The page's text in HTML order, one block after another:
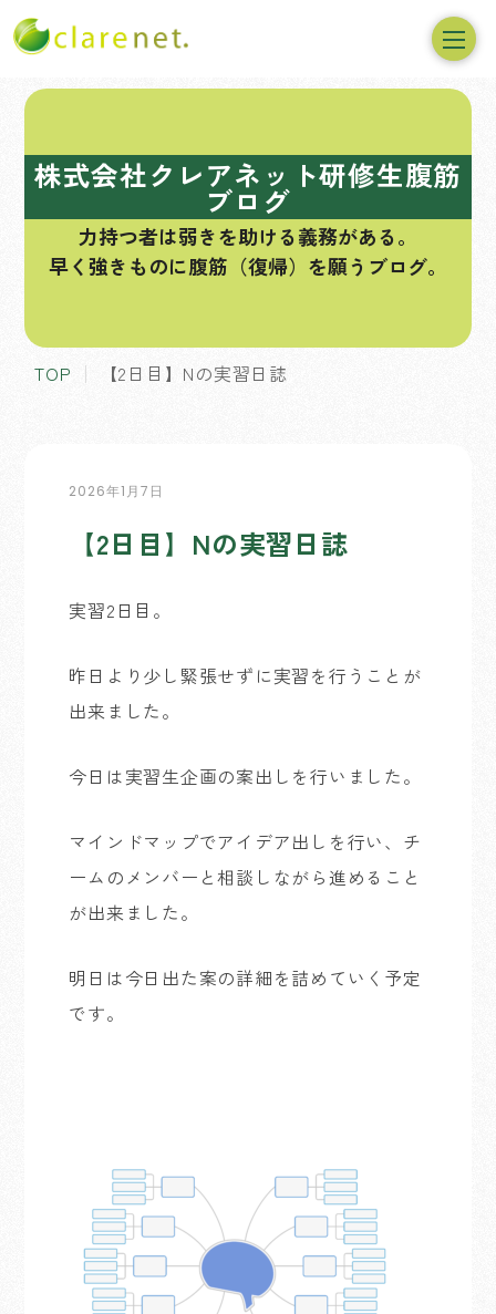
株式会社クレアネット研修生腹筋
ブログ
力持つ者は弱きを助ける義務がある。
早く強きものに腹筋（復帰）を願うブログ。
TOP 【2日目】Nの実習日誌
2026年1月7日
【2日目】Nの実習日誌
実習2日目。
昨日より少し緊張せずに実習を行うことが
出来ました。
今日は実習生企画の案出しを行いました。
マインドマップでアイデア出しを行い、チ
ームのメンバーと相談しながら進めること
が出来ました。
明日は今日出た案の詳細を詰めていく予定
です。